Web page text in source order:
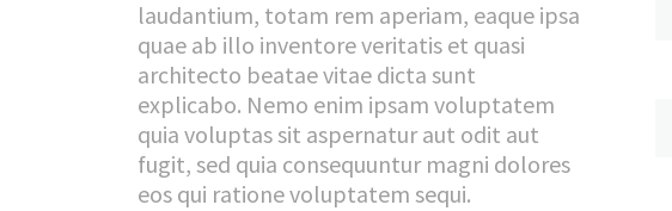
laudantium, totam rem aperiam, eaque ipsa
quae ab illo inventore veritatis et quasi
architecto beatae vitae dicta sunt
explicabo. Nemo enim ipsam voluptatem
quia voluptas sit aspernatur aut odit aut
fugit, sed quia consequuntur magni dolores
eos qui ratione voluptatem sequi.